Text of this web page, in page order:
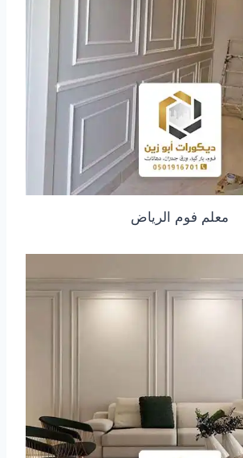
معلم فوم الرياض